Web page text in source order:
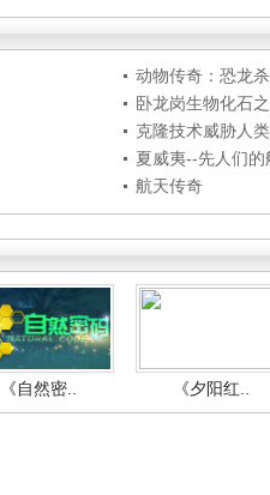
动物传奇：恐龙
卧龙岗生物化石
克隆技术威胁人
夏威夷--先人们的
航天传奇
《自然密.. 《夕阳红..